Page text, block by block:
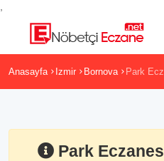
Anasayfa Izmir Bornova Park
Park